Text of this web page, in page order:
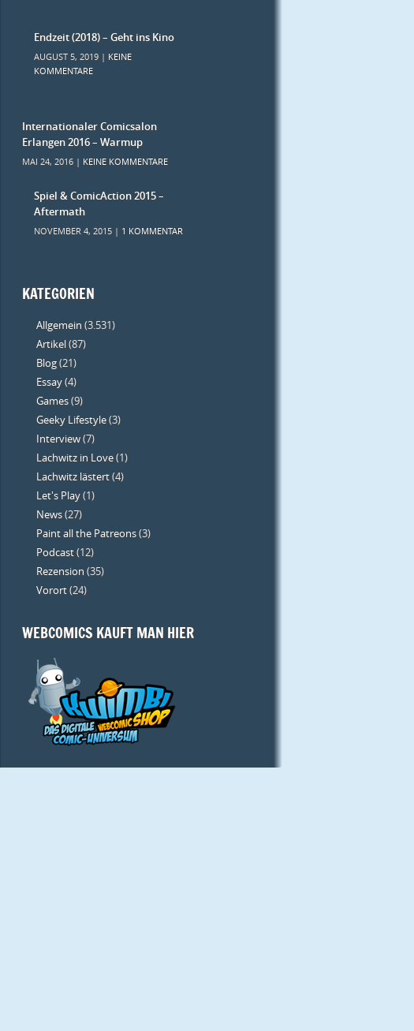
Endzeit (2018) – Geht ins Kino
AUGUST 5, 2019 | KEINE
KOMMENTARE
Internationaler Comicsalon
Erlangen 2016 – Warmup
MAI 24, 2016 | KEINE KOMMENTARE
Spiel & ComicAction 2015 –
Aftermath
NOVEMBER 4, 2015 | 1 KOMMENTAR
KATEGORIEN
Allgemein (3.531)
Artikel (87)
Blog (21)
Essay (4)
Games (9)
Geeky Lifestyle (3)
Interview (7)
Lachwitz in Love (1)
Lachwitz lästert (4)
Let's Play (1)
News (27)
Paint all the Patreons (3)
Podcast (12)
Rezension (35)
Vorort (24)
WEBCOMICS KAUFT MAN HIER